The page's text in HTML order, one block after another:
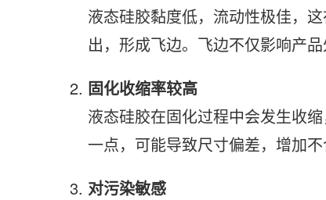
液态硅胶黏度低，流动性极佳，
出，形成飞边。飞边不仅影响产
固化收缩率较高
液态硅胶在固化过程中会发生收
一点，可能导致尺寸偏差，增加不
对污染敏感